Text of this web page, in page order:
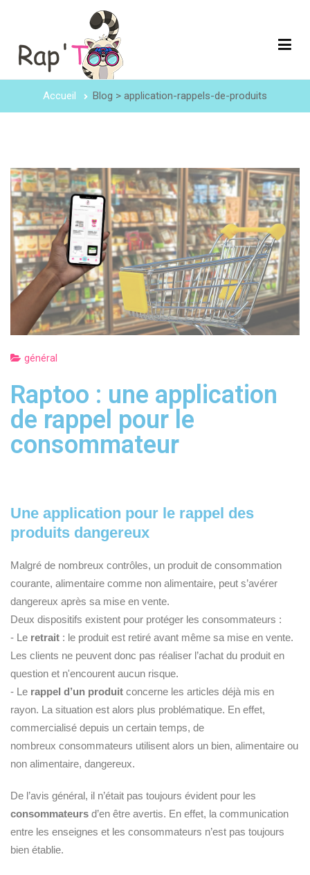
Accueil Blog > application-rappels-de-produits
général
Raptoo : une application
de rappel pour le
consommateur
Une application pour le rappel des
produits dangereux
Malgré de nombreux contrôles, un produit de consommation
courante, alimentaire comme non alimentaire, peut s’avérer
dangereux après sa mise en vente.
Deux dispositifs existent pour protéger les consommateurs :
- Le retrait : le produit est retiré avant même sa mise en vente.
Les clients ne peuvent donc pas réaliser l’achat du produit en
question et n'encourent aucun risque.
- Le rappel d’un produit concerne les articles déjà mis en
rayon. La situation est alors plus problématique. En effet,
commercialisé depuis un certain temps, de
nombreux consommateurs utilisent alors un bien, alimentaire ou
non alimentaire, dangereux.
De l’avis général, il n’était pas toujours évident pour les
consommateurs d’en être avertis. En effet, la communication
entre les enseignes et les consommateurs n’est pas toujours
bien établie.